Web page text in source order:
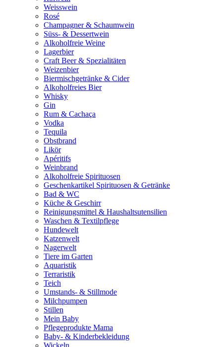
Weisswein
Rosé
Champagner & Schaumwein
Süss- & Dessertwein
Alkoholfreie Weine
Lagerbier
Craft Beer & Spezialitäten
Weizenbier
Biermischgetränke & Cider
Alkoholfreies Bier
Whisky
Gin
Rum & Cachaça
Vodka
Tequila
Obstbrand
Likör
Apéritifs
Weinbrand
Alkoholfreie Spirituosen
Geschenkartikel Spirituosen & Getränke
Bad & WC
Küche & Geschirr
Reinigungsmittel & Haushaltsutensilien
Waschen & Textilpflege
Hundewelt
Katzenwelt
Nagerwelt
Tiere im Garten
Aquaristik
Terraristik
Teich
Umstands- & Stillmode
Milchpumpen
Stillen
Mein Baby
Pflegeprodukte Mama
Baby- & Kinderbekleidung
Wickeln